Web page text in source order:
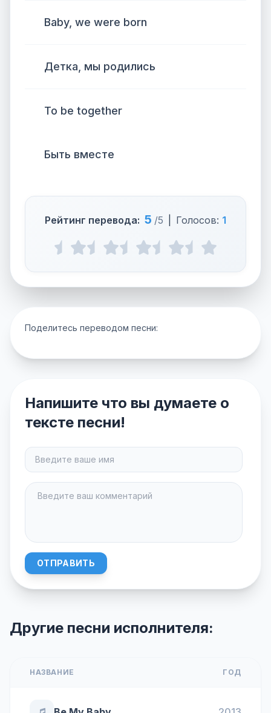
Baby, we were born
Детка, мы родились
To be together
Быть вместе
Рейтинг перевода: 5 /5 Голосов: 1
Поделитесь переводом песни:
Напишите что вы думаете о
тексте песни!
ОТПРАВИТЬ
Другие песни исполнителя:
НАЗВАНИЕ ГОД